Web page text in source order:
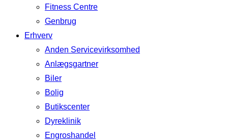
Fitness Centre
Genbrug
Erhverv
Anden Servicevirksomhed
Anlægsgartner
Biler
Bolig
Butikscenter
Dyreklinik
Engroshandel